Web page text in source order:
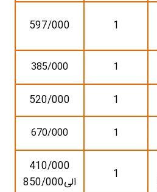
1
597/000
1
385/000
1
520/000
1
670/000
1
410/000
الی850/000